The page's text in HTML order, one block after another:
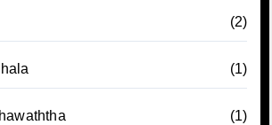
(2)
(1)
(1)